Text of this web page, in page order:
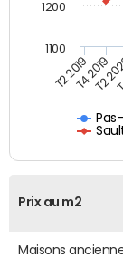
T2 2019T4 2019
T2
1100
1200
Prix au m2
Maisons